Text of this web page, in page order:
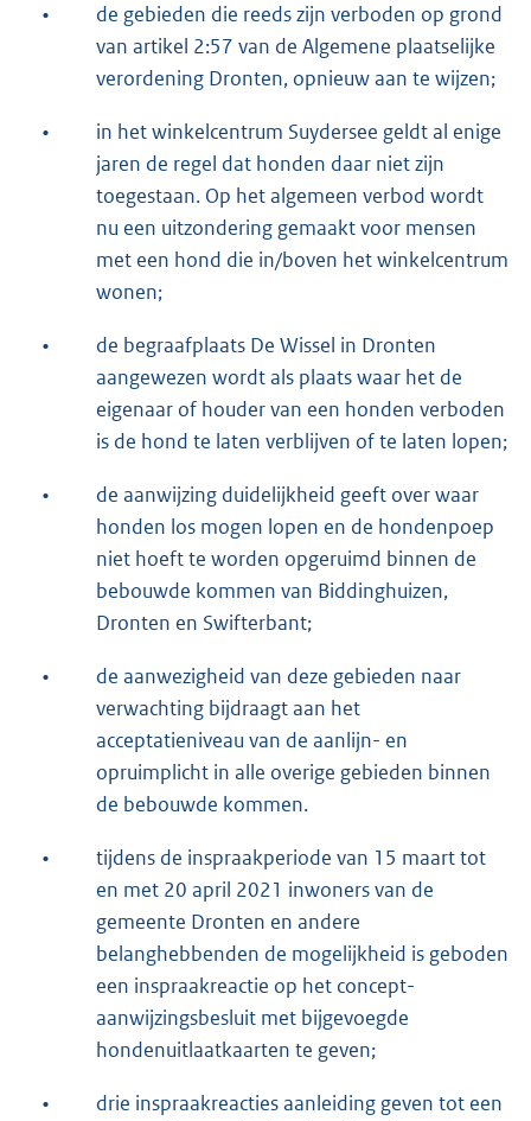
•
de gebieden die reeds zijn verboden op grond
van artikel 2:57 van de Algemene plaatselijke
verordening Dronten, opnieuw aan te wijzen;
•
in het winkelcentrum Suydersee geldt al enige
jaren de regel dat honden daar niet zijn
toegestaan. Op het algemeen verbod wordt
nu een uitzondering gemaakt voor mensen
met een hond die in/boven het winkelcentrum
wonen;
•
de begraafplaats De Wissel in Dronten
aangewezen wordt als plaats waar het de
eigenaar of houder van een honden verboden
is de hond te laten verblijven of te laten lopen;
•
de aanwijzing duidelijkheid geeft over waar
honden los mogen lopen en de hondenpoep
niet hoeft te worden opgeruimd binnen de
bebouwde kommen van Biddinghuizen,
Dronten en Swifterbant;
•
de aanwezigheid van deze gebieden naar
verwachting bijdraagt aan het
acceptatieniveau van de aanlijn- en
opruimplicht in alle overige gebieden binnen
de bebouwde kommen.
•
tijdens de inspraakperiode van 15 maart tot
en met 20 april 2021 inwoners van de
gemeente Dronten en andere
belanghebbenden de mogelijkheid is geboden
een inspraakreactie op het concept-
aanwijzingsbesluit met bijgevoegde
hondenuitlaatkaarten te geven;
•
drie inspraakreacties aanleiding geven tot een